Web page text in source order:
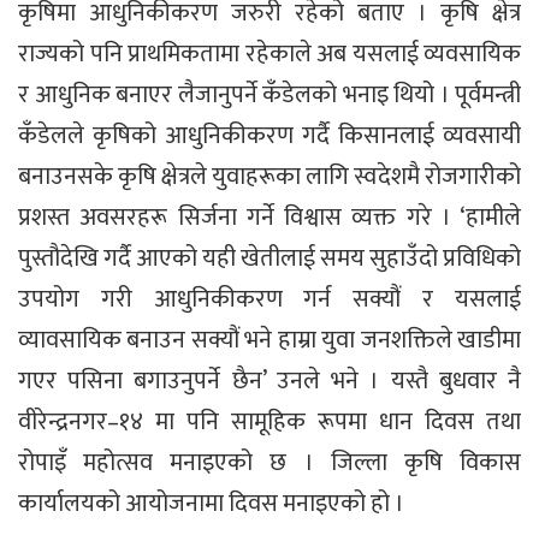
कृषिमा आधुनिकीकरण जरुरी रहेको बताए । कृषि क्षेत्र
राज्यको पनि प्राथमिकतामा रहेकाले अब यसलाई व्यवसायिक
र आधुनिक बनाएर लैजानुपर्ने कँडेलको भनाइ थियो । पूर्वमन्त्री
कँडेलले कृषिको आधुनिकीकरण गर्दै किसानलाई व्यवसायी
बनाउनसके कृषि क्षेत्रले युवाहरूका लागि स्वदेशमै रोजगारीको
प्रशस्त अवसरहरू सिर्जना गर्ने विश्वास व्यक्त गरे । ‘हामीले
पुस्तौदेखि गर्दै आएको यही खेतीलाई समय सुहाउँदो प्रविधिको
उपयोग गरी आधुनिकीकरण गर्न सक्यौं र यसलाई
व्यावसायिक बनाउन सक्यौं भने हाम्रा युवा जनशक्तिले खाडीमा
गएर पसिना बगाउनुपर्ने छैन’ उनले भने । यस्तै बुधवार नै
वीरेन्द्रनगर–१४ मा पनि सामूहिक रूपमा धान दिवस तथा
रोपाइँ महोत्सव मनाइएको छ । जिल्ला कृषि विकास
कार्यालयको आयोजनामा दिवस मनाइएको हो ।